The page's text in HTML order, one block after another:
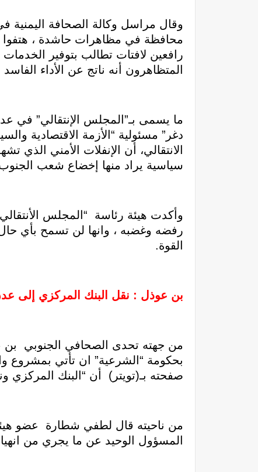
وقال مراسل وكالة الصحافة
محافظة في مظاهرات حاشدة ، هتفوا
رافعين لافتات تطالب بتوفير الخدمات
المتظاهرون أنه ناتج عن الأداء
ما يسمى بـ”المجلس الإنتقالي” في
دغر” مسئولية “الأزمة الاقتصادية
الانتقالي، أن الإنفلات الأمني الذي
سياسية يراد منها إخضاع شعب
وأكدت هيئة رئاسة “المجلس
رفضه وغضبه ، وانها لن تسمح بأي
القوة.
بن عوذل : نقل البنك المركزي إلى
من جهته تحدى الصحافي الجنوبي بن
بحكومة “الشرعية” ان تأتي بمشروع
صفحته بـ(تويتر) أن “البنك المركزي
من ناحيته قال لطفي شطارة عضو
المسؤول الوحيد عن ما يجري من